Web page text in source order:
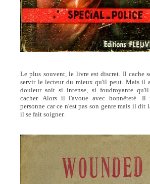
Le plus souvent, le livre est discret. Il cache
servir le lecteur du mieux qu'il peut. Mais il
douleur soit si intense, si foudroyante
cacher. Alors il l'avoue avec honnêteté. Il
personne car ce n'est pas son genre mais il dit
il se fait soigner.